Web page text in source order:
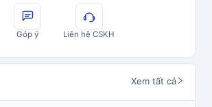
Góp ý Liên hệ CSKH
Xem tất cả